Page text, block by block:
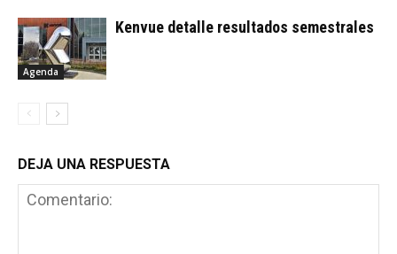
Agenda
Kenvue detalle resultados semestrales
DEJA UNA RESPUESTA